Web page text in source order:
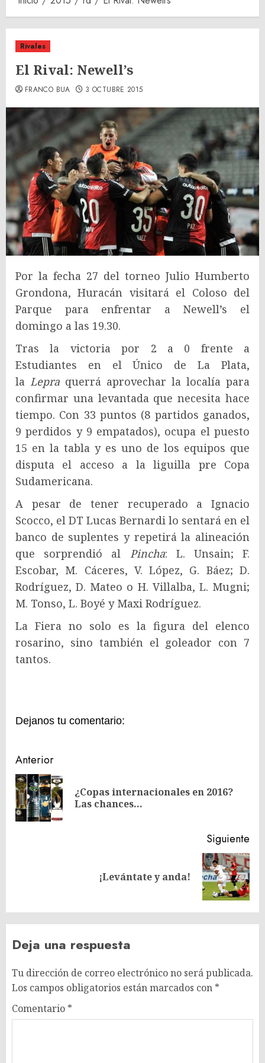
Rivales
El Rival: Newell’s
FRANCO BUA 3 OCTUBRE 2015
Por la fecha 27 del torneo Julio Humberto
Grondona, Huracán visitará el Coloso del
Parque para enfrentar a Newell’s el
domingo a las 19.30.
Tras la victoria por 2 a 0 frente a
Estudiantes en el Único de La Plata,
la Lepra querrá aprovechar la localía para
confirmar una levantada que necesita hace
tiempo. Con 33 puntos (8 partidos ganados,
9 perdidos y 9 empatados), ocupa el puesto
15 en la tabla y es uno de los equipos que
disputa el acceso a la liguilla pre Copa
Sudamericana.
A pesar de tener recuperado a Ignacio
Scocco, el DT Lucas Bernardi lo sentará en el
banco de suplentes y repetirá la alineación
que sorprendió al
Pincha: L. Unsain; F.
Escobar, M. Cáceres, V. López, G. Báez; D.
Rodríguez, D. Mateo o H. Villalba, L. Mugni;
M. Tonso, L. Boyé y Maxi Rodríguez.
La Fiera no solo es la figura del elenco
rosarino, sino también el goleador con 7
tantos.
Dejanos tu comentario:
Navegación
de
entradas
Anterior
¿Copas internacionales en 2016?
Las chances…
Siguiente
¡Levántate y anda!
Deja una respuesta
Tu dirección de correo electrónico no será publicada.
Los campos obligatorios están marcados con *
Comentario *